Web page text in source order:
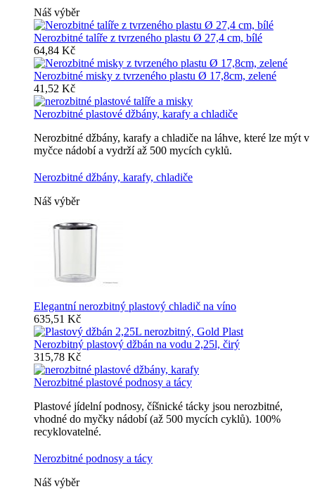
Náš výběr
Nerozbitné talíře z tvrzeného plastu Ø 27,4 cm, bílé
64,84 Kč
Nerozbitné misky z tvrzeného plastu Ø 17,8cm, zelené
41,52 Kč
Nerozbitné plastové džbány, karafy a chladiče
Nerozbitné džbány, karafy a chladiče na láhve, které lze mýt v
myčce nádobí a vydrží až 500 mycích cyklů.
Nerozbitné džbány, karafy, chladiče
Náš výběr
Elegantní nerozbitný plastový chladič na víno
635,51 Kč
Nerozbitný plastový džbán na vodu 2,25l, čirý
315,78 Kč
Nerozbitné plastové podnosy a tácy
Plastové jídelní podnosy, číšnické tácky jsou nerozbitné,
vhodné do myčky nádobí (až 500 mycích cyklů). 100%
recyklovatelné.
Nerozbitné podnosy a tácy
Náš výběr